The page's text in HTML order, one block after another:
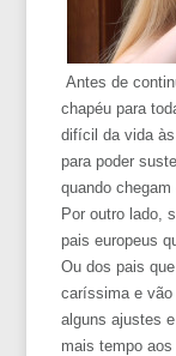
Antes de
chapéu para
difícil da vida
para poder
quando
Por outro lado,
pais europeus
Ou dos pais
caríssima e
alguns ajustes
mais tempo